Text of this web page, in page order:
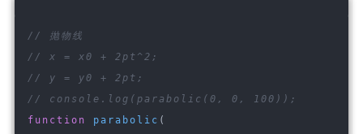
// 抛物线
// x = x0 + 2pt^2;
// y = y0 + 2pt;
// console.log(parabolic(0, 0, 100));
function
parabolic (